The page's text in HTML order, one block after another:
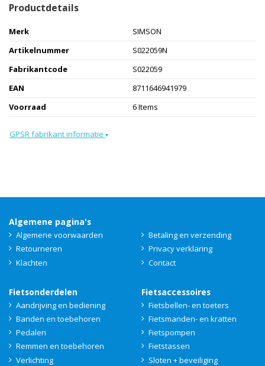
Productdetails
Merk
SIMSON
Artikelnummer
S022059N
Fabrikantcode
S022059
EAN
8711646941979
Voorraad
6 Items
GPSR fabrikant informatie ▾
Algemene pagina's
Algemene voorwaarden
Betaling en verzending
Retourneren
Privacy verklaring
Klachten
Contact
Fietsonderdelen
Aandrijving en bediening
Banden en toebehoren
Pedalen
Remmen en toebehoren
Verlichting
Fietsaccessoires
Fietsbellen- en toeters
Fietsmanden- en kratten
Fietspompen
Fietstassen
Sloten + beveiliging